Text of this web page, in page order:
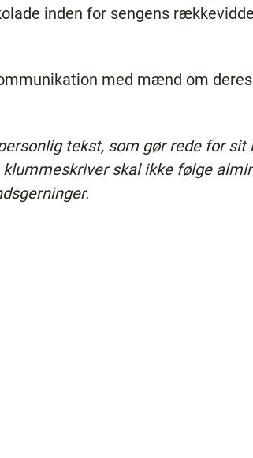
inden for sengens
med mænd om deres
tekst, som gør rede for
skal ikke følge